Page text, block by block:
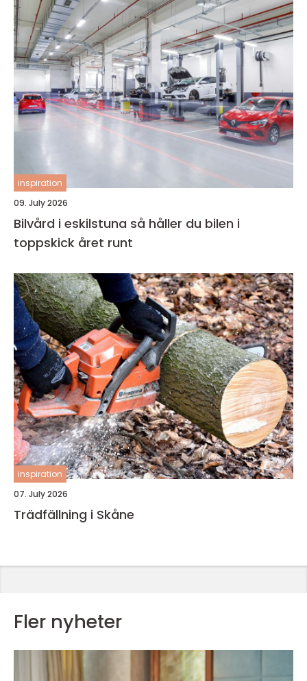
inspiration
09. July 2026
Bilvård i eskilstuna så håller du bilen i
toppskick året runt
inspiration
07. July 2026
Trädfällning i Skåne
Fler nyheter